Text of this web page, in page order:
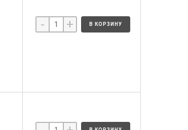
- + В КОРЗИНУ